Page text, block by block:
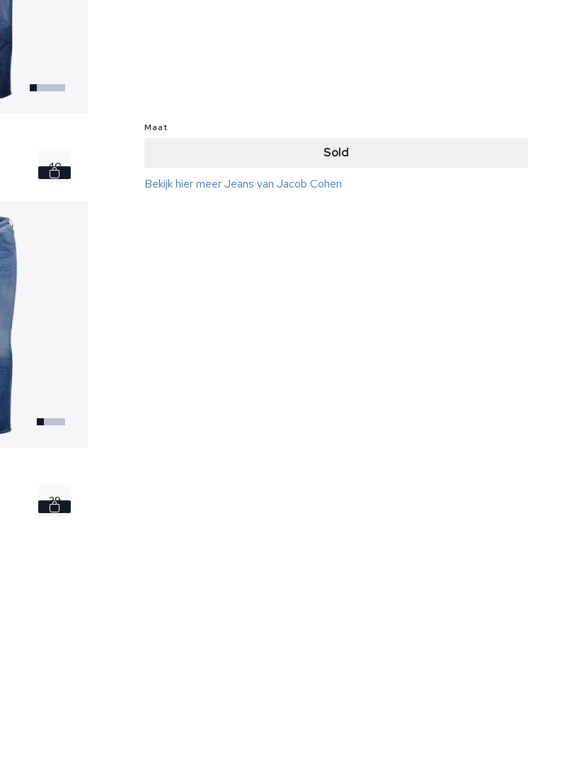
40
29
Maat
Sold
Bekijk hier meer Jeans van Jacob Cohen